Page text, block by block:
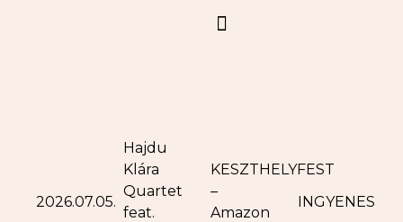
2026.07.05.
Hajdu
Klára
Quartet
feat.
KESZTHELYFEST
–
Amazon
INGYENES